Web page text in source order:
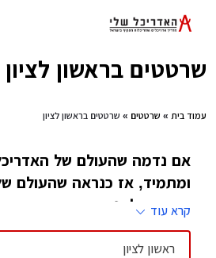
שרטטים בראשון לציון
עמוד בית » שרטטים » שרטטים בראשון לציון
אם נדמה שהעולם של
ומתמיד, אז כנראה שהעולם
כאן עוד לפניו. מה שבטוח
יישארו איתנו עוד הרבה זמן,
הם משתמשים, מעט השתנו
קרא עוד
ראשון לציון